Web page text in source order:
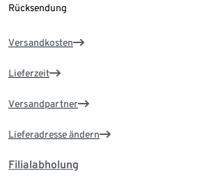
Rücksendung
Versandkosten
Lieferzeit
Versandpartner
Lieferadresse ändern
Filialabholung